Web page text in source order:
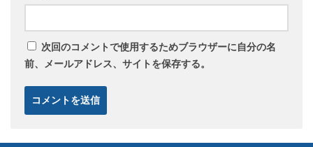
次回のコメントで使用するためブラウザーに自分の名
前、メールアドレス、サイトを保存する。